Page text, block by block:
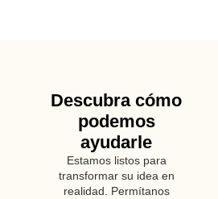
Descubra cómo
podemos
ayudarle
Estamos listos para
transformar su idea en
realidad. Permítanos